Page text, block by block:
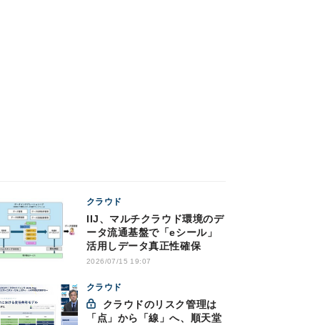
クラウド
IIJ、マルチクラウド環境のデ
ータ流通基盤で「eシール」
活用しデータ真正性確保
2026/07/15 19:07
クラウド
「点」から「線」へ、順天堂